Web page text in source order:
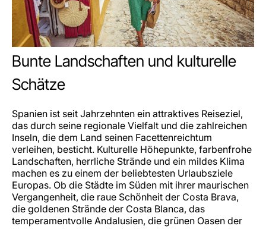
Bunte Landschaften und kulturelle
Schätze
Spanien ist seit Jahrzehnten ein attraktives Reiseziel,
das durch seine regionale Vielfalt und die zahlreichen
Inseln, die dem Land seinen Facettenreichtum
verleihen, besticht. Kulturelle Höhepunkte, farbenfrohe
Landschaften, herrliche Strände und ein mildes Klima
machen es zu einem der beliebtesten Urlaubsziele
Europas. Ob die Städte im Süden mit ihrer maurischen
Vergangenheit, die raue Schönheit der Costa Brava,
die goldenen Strände der Costa Blanca, das
temperamentvolle Andalusien, die grünen Oasen der